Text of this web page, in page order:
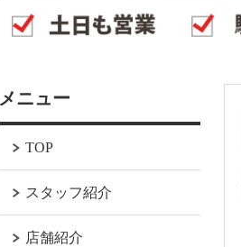
メニュー
TOP
スタッフ紹介
店舗紹介